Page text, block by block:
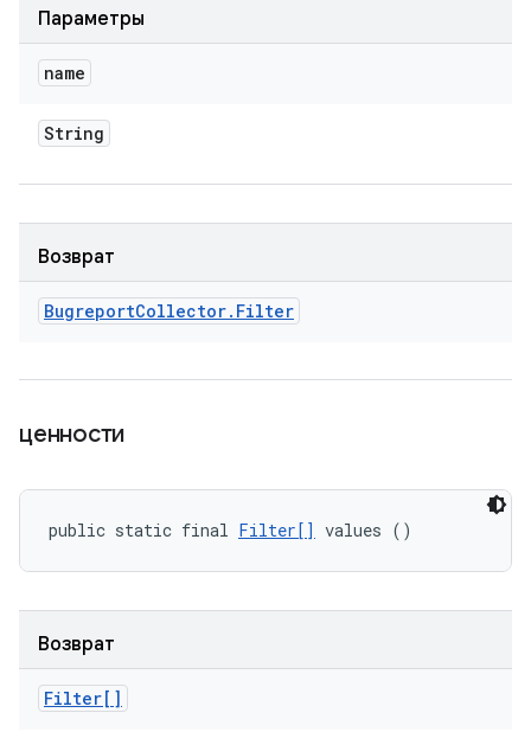
Параметры
name
String
Возврат
BugreportCollector. Filter
ценности
public static final Filter[] values ()
Возврат
Filter[]